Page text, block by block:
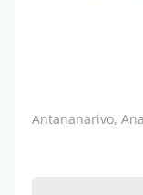
Antananarivo,